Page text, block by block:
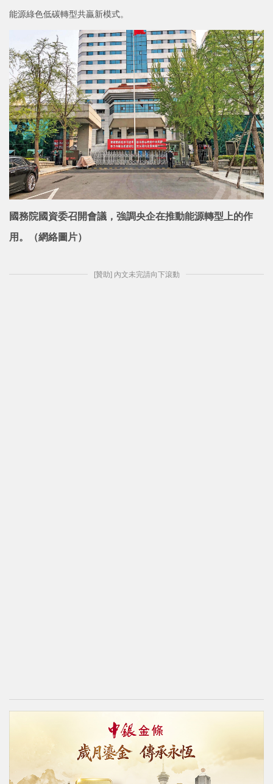
能源綠色低碳轉型共贏新模式。
國務院國資委召開會議，強調央企在推動能源轉型上的作
用。（網絡圖片）
[贊助] 內文未完請向下滾動